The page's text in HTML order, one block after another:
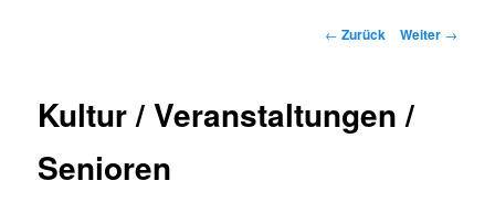
Beitrags-
← Zurück Weiter →
Kultur / Veranstaltungen /
Senioren